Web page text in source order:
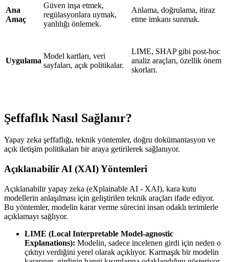
Ana
Amaç
Güven inşa etmek,
regülasyonlara uymak,
yanlılığı önlemek.
Anlama, doğrulama, itiraz
etme imkanı sunmak.
Uygulama
Model kartları, veri
sayfaları, açık politikalar.
LIME, SHAP gibi post-hoc
analiz araçları, özellik önem
skorları.
Şeffaflık Nasıl Sağlanır?
Yapay zeka şeffaflığı, teknik yöntemler, doğru dokümantasyon ve
açık iletişim politikaları bir araya getirilerek sağlanıyor.
Açıklanabilir AI (XAI) Yöntemleri
Açıklanabilir yapay zeka (eXplainable AI - XAI), kara kutu
modellerin anlaşılması için geliştirilen teknik araçları ifade ediyor.
Bu yöntemler, modelin karar verme sürecini insan odaklı terimlerle
açıklamayı sağlıyor.
LIME (Local Interpretable Model-agnostic
Explanations): Modelin, sadece incelenen girdi için neden o
çıktıyı verdiğini yerel olarak açıklıyor. Karmaşık bir modelin